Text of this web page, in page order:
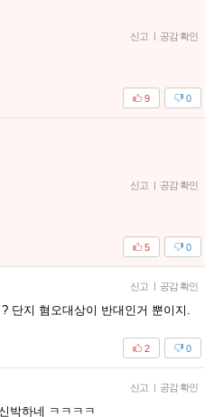
신고 | 공감 확인
0
9
신고 | 공감 확인
0
5
신고 | 공감 확인
단지 혐오대상이 반대인거 뿐이지.
0
2
신고 | 공감 확인
박하네 ㅋㅋㅋㅋ